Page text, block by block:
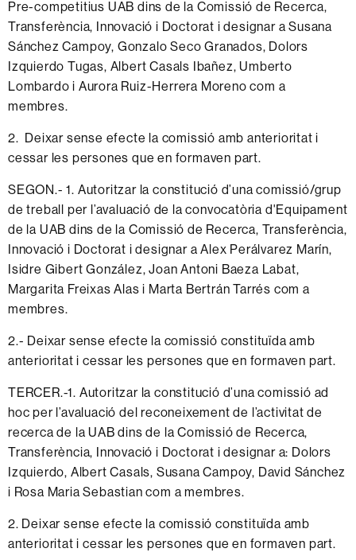
Pre-competitius UAB dins de la Comissió de Recerca,
Transferència, Innovació i Doctorat i designar a Susana
Sánchez Campoy, Gonzalo Seco Granados, Dolors
Izquierdo Tugas, Albert Casals Ibañez, Umberto
Lombardo i Aurora Ruiz-Herrera Moreno com a
membres.
2. Deixar sense efecte la comissió amb anterioritat i
cessar les persones que en formaven part.
SEGON.- 1. Autoritzar la constitució d’una comissió/grup
de treball per l’avaluació de la convocatòria d'Equipament
de la UAB dins de la Comissió de Recerca, Transferència,
Innovació i Doctorat i designar a Alex Perálvarez Marín,
Isidre Gibert González, Joan Antoni Baeza Labat,
Margarita Freixas Alas i Marta Bertrán Tarrés com a
membres.
2.- Deixar sense efecte la comissió constituïda amb
anterioritat i cessar les persones que en formaven part.
TERCER.-1. Autoritzar la constitució d’una comissió ad
hoc per l’avaluació del reconeixement de l’activitat de
recerca de la UAB dins de la Comissió de Recerca,
Transferència, Innovació i Doctorat i designar a: Dolors
Izquierdo, Albert Casals, Susana Campoy, David Sánchez
i Rosa Maria Sebastian com a membres.
2. Deixar sense efecte la comissió constituïda amb
anterioritat i cessar les persones que en formaven part.